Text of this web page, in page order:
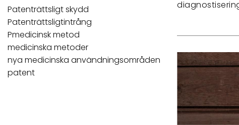
Patenträttsligt skydd
Patenträttsligtintrång
Pmedicinsk metod
medicinska metoder
nya medicinska användningsområden
patent